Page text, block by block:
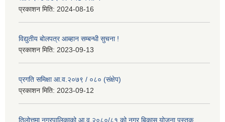
प्रकाशन मिति: 2024-08-16
विद्युतीय बोलपत्र आब्हान सम्बन्धी सुचना !
प्रकाशन मिति: 2023-09-13
प्रगति समिक्षा आ.व.२०७९ / ०८० (संक्षेप)
प्रकाशन मिति: 2023-09-12
तिलोत्तमा नगरपालिकाको आ.व.२०८०/८१ को नगर बिकास योजना पुस्तक